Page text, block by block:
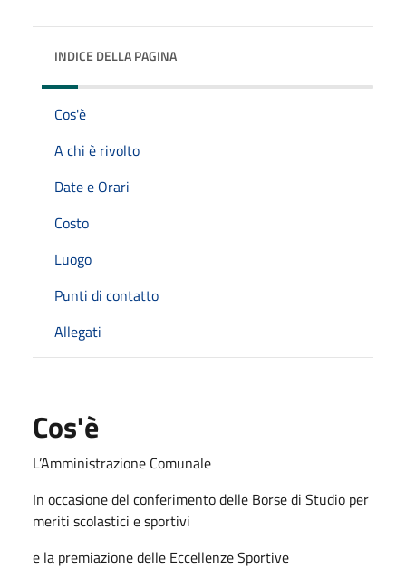
INDICE DELLA PAGINA
Cos'è
A chi è rivolto
Date e Orari
Costo
Luogo
Punti di contatto
Allegati
Cos'è
L’Amministrazione Comunale
In occasione del conferimento delle Borse di Studio per
meriti scolastici e sportivi
e la premiazione delle Eccellenze Sportive